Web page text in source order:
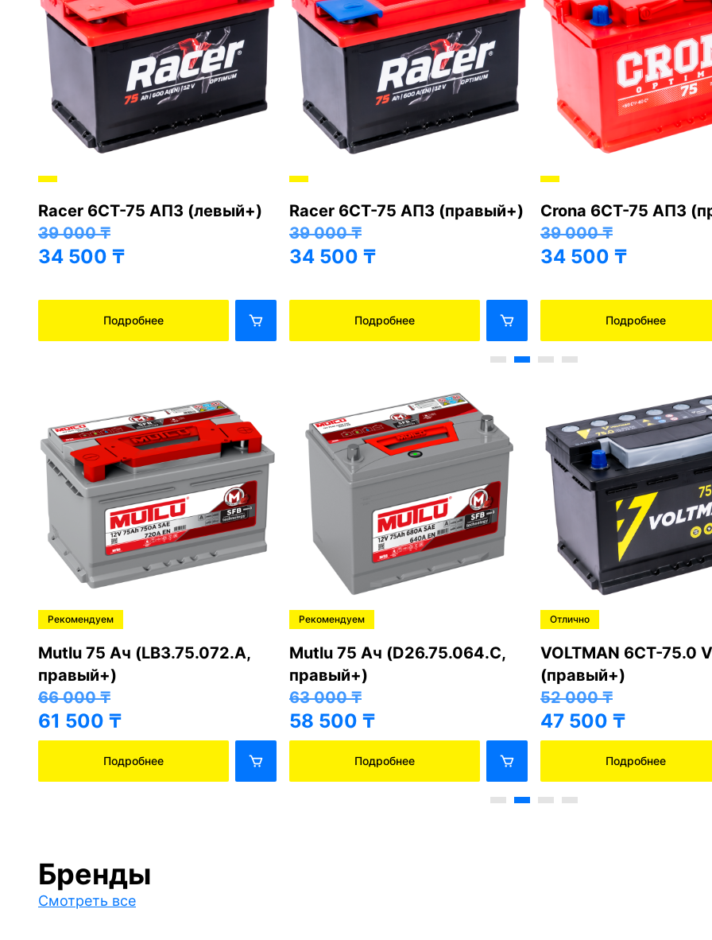
Racer 6СТ-75 АПЗ (левый+)
39 000₸
34 500 ₸
Подробнее
Racer 6СТ-75 АПЗ (правый+)
39 000₸
34 500 ₸
Подробнее
Crona 6СТ-75 АПЗ
39 000₸
34 500 ₸
Подробнее
Рекомендуем
Mutlu 75 Ач (LB3.75.072.A,
правый+)
66 000₸
61 500 ₸
Подробнее
Рекомендуем
Mutlu 75 Ач (D26.75.064.C,
правый+)
63 000₸
58 500 ₸
Подробнее
Отлично
VOLTMAN 6CT-75.0
(правый+)
52 000₸
47 500 ₸
Подробнее
Бренды
Смотреть все